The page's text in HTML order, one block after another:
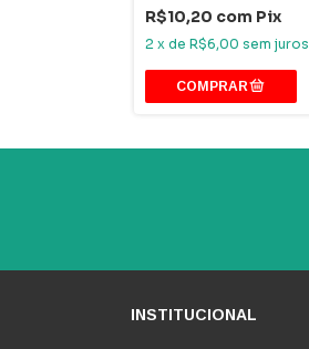
R$10,20 com Pix
2 x de R$6,00 sem juros
INSTITUCIONAL